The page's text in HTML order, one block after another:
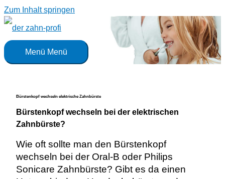
Zum Inhalt springen
Menü Menü
Bürstenkopf wechseln elektrische Zahnbürste
Bürstenkopf wechseln bei der elektrischen
Zahnbürste?
Wie oft sollte man den Bürstenkopf
wechseln bei der Oral-B oder Philips
Sonicare Zahnbürste? Gibt es da einen